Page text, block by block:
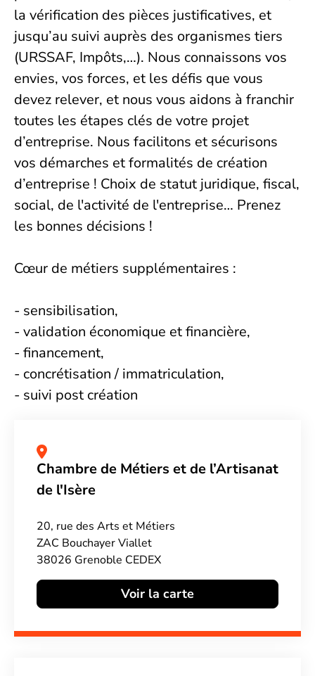
la vérification des pièces justificatives, et
jusqu’au suivi auprès des organismes tiers
(URSSAF, Impôts,…). Nous connaissons vos
envies, vos forces, et les défis que vous
devez relever, et nous vous aidons à franchir
toutes les étapes clés de votre projet
d’entreprise. Nous facilitons et sécurisons
vos démarches et formalités de création
d’entreprise ! Choix de statut juridique, fiscal,
social, de l'activité de l'entreprise… Prenez
les bonnes décisions !
Cœur de métiers supplémentaires :
- sensibilisation,
- validation économique et financière,
- financement,
- concrétisation / immatriculation,
- suivi post création
Chambre de Métiers et de l’Artisanat
de l'Isère
20, rue des Arts et Métiers
ZAC Bouchayer Viallet
38026 Grenoble CEDEX
Voir la carte